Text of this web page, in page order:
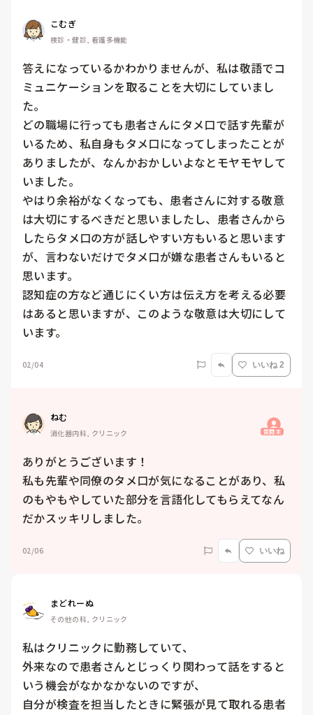
こむぎ
検診・健診, 看護多機能
答えになっているかわかりませんが、私は敬語でコ
ミュニケーションを取ることを大切にしていまし
た。
どの職場に行っても患者さんにタメ口で話す先輩が
いるため、私自身もタメ口になってしまったことが
ありましたが、なんかおかしいよなとモヤモヤして
いました。
やはり余裕がなくなっても、患者さんに対する敬意
は大切にするべきだと思いましたし、患者さんから
したらタメ口の方が話しやすい方もいると思います
が、言わないだけでタメ口が嫌な患者さんもいると
思います。
認知症の方など通じにくい方は伝え方を考える必要
はあると思いますが、このような敬意は大切にして
います。
02/04 いいね 2
ねむ
消化器内科, クリニック 質問主
ありがとうございます！
私も先輩や同僚のタメ口が気になることがあり、私
のもやもやしていた部分を言語化してもらえてなん
だかスッキリしました。
02/06 いいね
まどれーぬ
その他の科, クリニック
私はクリニックに勤務していて、
外来なので患者さんとじっくり関わって話をすると
いう機会がなかなかないのですが、
自分が検査を担当したときに緊張が見て取れる患者